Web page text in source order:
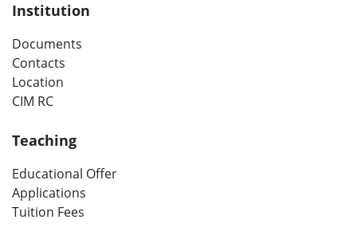
Institution
Documents
Contacts
Location
CIM RC
Teaching
Educational Offer
Applications
Tuition Fees